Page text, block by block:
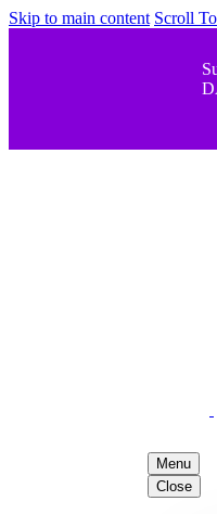
Skip to main content Scroll
Menu
Close